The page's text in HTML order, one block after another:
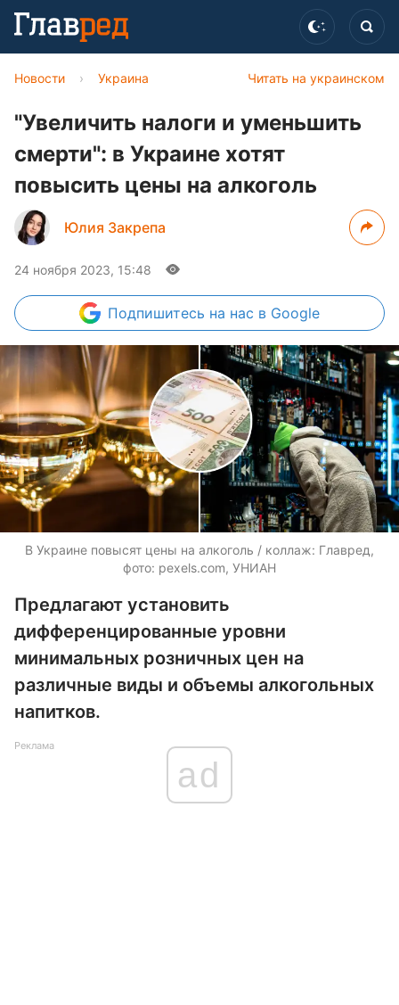
Читать на украинском
Новости › Украина
"Увеличить налоги и уменьшить
смерти": в Украине хотят
повысить цены на алкоголь
Юлия Закрепа
24 ноября 2023, 15:48
Подпишитесь на нас в Google
В Украине повысят цены на алкоголь / коллаж: Главред,
фото: pexels.com, УНИАН
Предлагают установить
дифференцированные уровни
минимальных розничных цен на
различные виды и объемы алкогольных
напитков.
Реклама
ad